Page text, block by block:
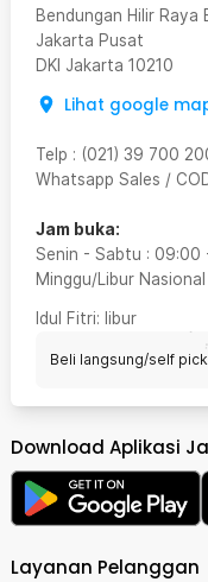
Bendungan Hilir Raya
Jakarta Pusat
DKI Jakarta 10210
Lihat google
Telp : (021) 39 700
Whatsapp Sales /
Jam buka:
Senin - Sabtu : 09:00
Minggu/Libur Nasional
Idul Fitri: libur
Beli langsung/self
Download Aplikasi
Layanan Pelanggan